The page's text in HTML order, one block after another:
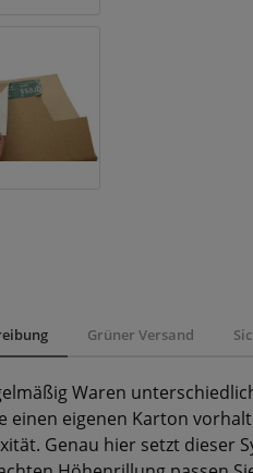
Grüner Versand
Waren
einen eigenen Karton
Genau hier setzt dieser